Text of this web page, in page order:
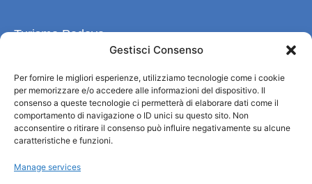
Gestisci Consenso
Per fornire le migliori esperienze, utilizziamo tecnologie come i cookie
per memorizzare e/o accedere alle informazioni del dispositivo. Il
consenso a queste tecnologie ci permetterà di elaborare dati come il
comportamento di navigazione o ID unici su questo sito. Non
acconsentire o ritirare il consenso può influire negativamente su alcune
caratteristiche e funzioni.
Manage services
Turismo Padova
Informationsbüro und touristenempfang / IAT
Datenschutzbestimmungen
Cookie Policy (UE)
Credits